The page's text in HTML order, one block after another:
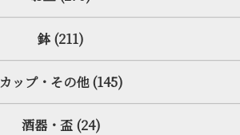
鉢 (211)
カップ・その他 (145)
酒器・盃 (24)